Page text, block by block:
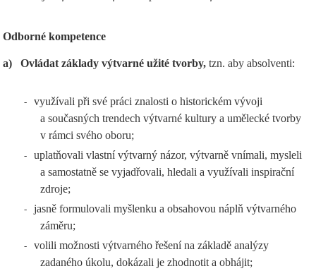
Odborné kompetence
a) Ovládat základy výtvarné užité tvorby, tzn. aby absolventi:
-
využívali při své práci znalosti o historickém vývoji
a současných trendech výtvarné kultury a umělecké tvorby
v rámci svého oboru;
-
uplatňovali vlastní výtvarný názor, výtvarně vnímali, mysleli
a samostatně se vyjadřovali, hledali a využívali inspirační
zdroje;
-
jasně formulovali myšlenku a obsahovou náplň výtvarného
záměru;
-
volili možnosti výtvarného řešení na základě analýzy
zadaného úkolu, dokázali je zhodnotit a obhájit;